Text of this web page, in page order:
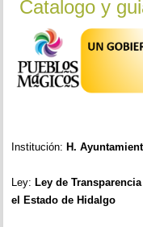
Catalogo y
Institución: H.
Ley: Ley de
el Estado de Hidalgo